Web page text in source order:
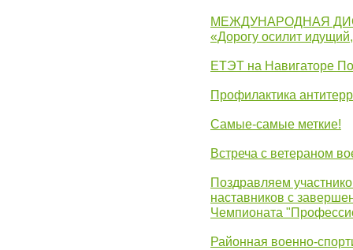
МЕЖДУНАРОДНАЯ
«Дорогу осилит
ЕТЭТ на Навигаторе
Профилактика
Самые-самые меткие!
Встреча с ветераном
Поздравляем
наставников с
Чемпионата
Районная военно-